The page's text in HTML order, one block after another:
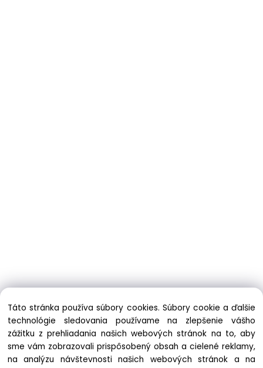
Táto stránka používa súbory cookies. Súbory cookie a ďalšie
technológie sledovania používame na zlepšenie vášho
zážitku z prehliadania našich webových stránok na to, aby
sme vám zobrazovali prispôsobený obsah a cielené reklamy,
na analýzu návštevnosti našich webových stránok a na